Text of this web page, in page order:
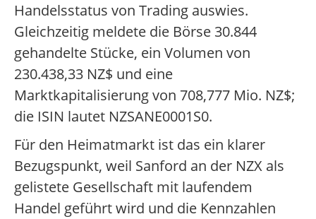
Handelsstatus von Trading auswies.
Gleichzeitig meldete die Börse 30.844
gehandelte Stücke, ein Volumen von
230.438,33 NZ$ und eine
Marktkapitalisierung von 708,777 Mio. NZ$;
die ISIN lautet NZSANE0001S0.
Für den Heimatmarkt ist das ein klarer
Bezugspunkt, weil Sanford an der NZX als
gelistete Gesellschaft mit laufendem
Handel geführt wird und die Kennzahlen